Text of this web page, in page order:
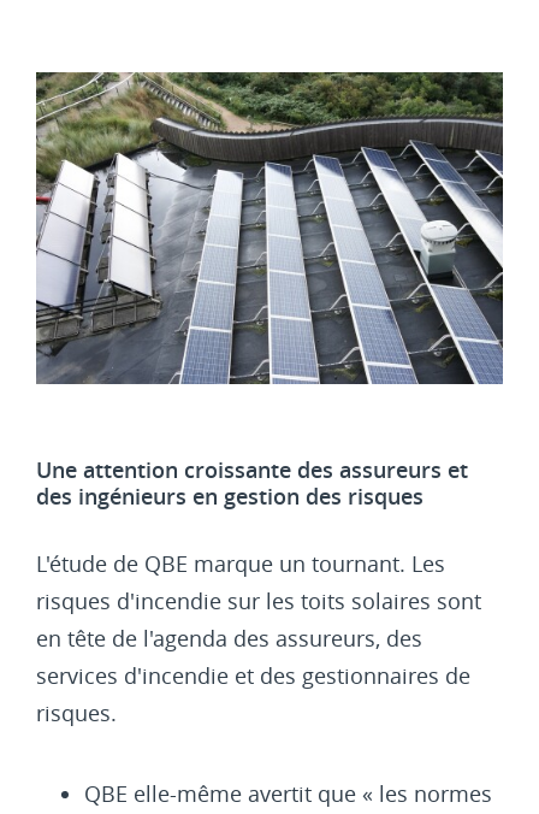
Une attention croissante des assureurs et
des ingénieurs en gestion des risques
L'étude de QBE marque un tournant. Les
risques d'incendie sur les toits solaires sont
en tête de l'agenda des assureurs, des
services d'incendie et des gestionnaires de
risques.
QBE elle-même avertit que « les normes